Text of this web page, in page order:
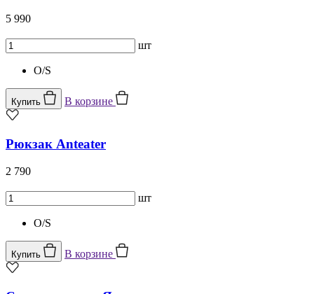
5 990
шт
O/S
Купить В корзине
Рюкзак Anteater
2 790
шт
O/S
Купить В корзине